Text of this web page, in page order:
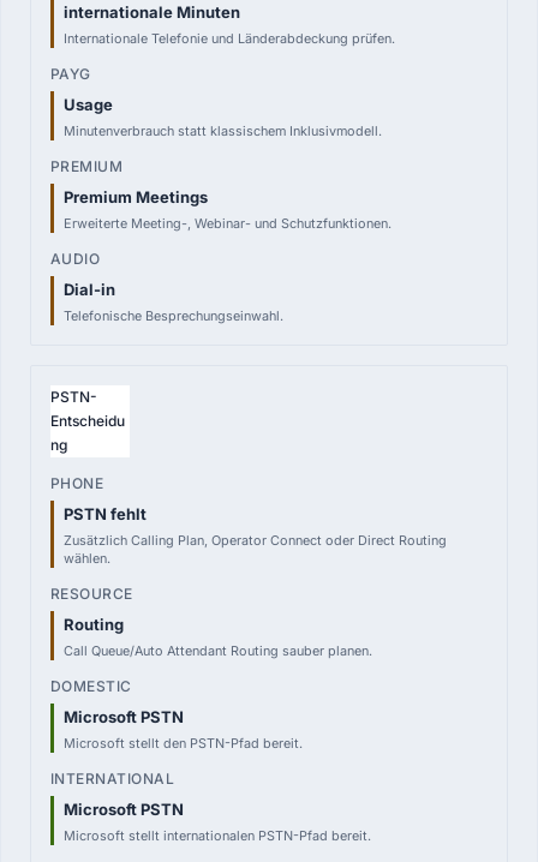
internationale Minuten
Internationale Telefonie und Länderabdeckung prüfen.
Usage
Minutenverbrauch statt klassischem Inklusivmodell.
Premium Meetings
Erweiterte Meeting-, Webinar- und Schutzfunktionen.
Dial-in
Telefonische Besprechungseinwahl.
PSTN-
Entscheidu
ng
PSTN fehlt
Zusätzlich Calling Plan, Operator Connect oder Direct Routing
wählen.
Routing
Call Queue/Auto Attendant Routing sauber planen.
Microsoft PSTN
Microsoft stellt den PSTN-Pfad bereit.
Microsoft PSTN
Microsoft stellt internationalen PSTN-Pfad bereit.